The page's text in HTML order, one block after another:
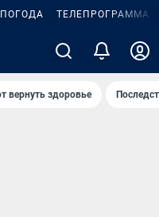
ПОГОДА ТЕЛЕПРОГРАММА
вернуть здоровье